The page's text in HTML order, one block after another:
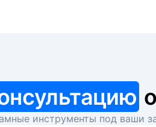
инструменты под ваши